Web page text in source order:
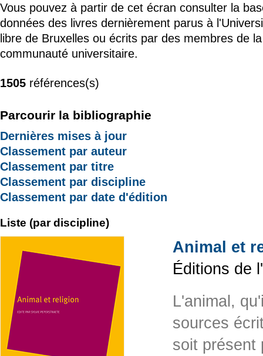
Vous pouvez à partir de cet écran consulter la
données des livres dernièrement parus à
libre de Bruxelles ou écrits par des membres de la
communauté universitaire.
1505 références(s)
Parcourir la bibliographie
Dernières mises à jour
Classement par auteur
Classement par titre
Classement par discipline
Classement par date d'édition
Liste (par discipline)
Animal et
Éditions de
L'animal,
sources
soit présent